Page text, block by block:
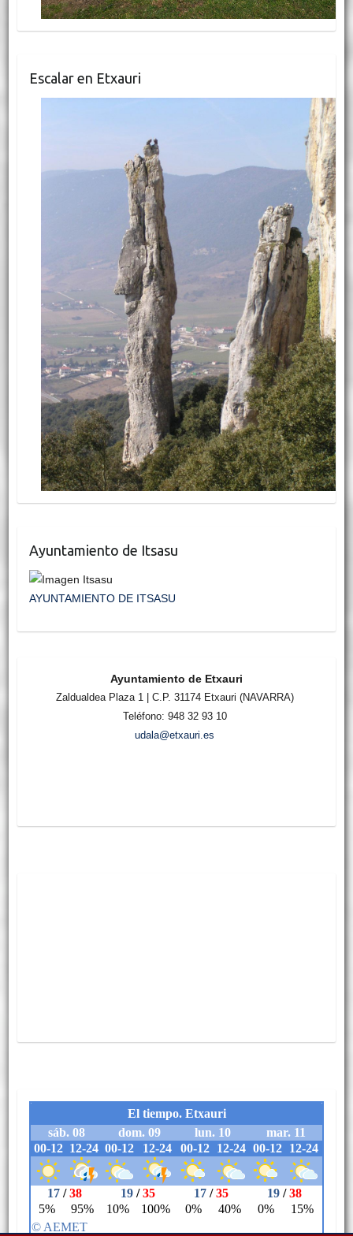
Escalar en Etxauri
Ayuntamiento de Itsasu
AYUNTAMIENTO DE ITSASU
Ayuntamiento de Etxauri
Zaldualdea Plaza 1 | C.P. 31174 Etxauri (NAVARRA)
Teléfono: 948 32 93 10
udala@etxauri.es